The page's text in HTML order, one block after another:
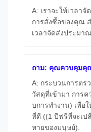
A: เราจะให้เวลา
การสั่งซื้อของคุณ
เวลาจัดส่งประมา
ถาม: คุณควบคุมคุ
A: กระบวนการตร
วัสดุที่เข้ามา การ
บการทํางาน) เพื่อ
ที่ดี ((1 ปีฟรีที่จะเป
หายของมนุษย์).